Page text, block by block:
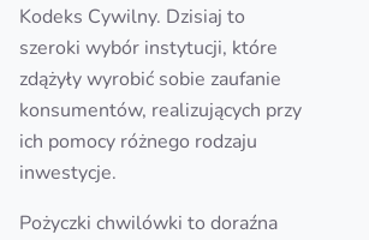
Kodeks Cywilny. Dzisiaj to
szeroki wybór instytucji, które
zdążyły wyrobić sobie zaufanie
konsumentów, realizujących przy
ich pomocy różnego rodzaju
inwestycje.
Pożyczki chwilówki to doraźna